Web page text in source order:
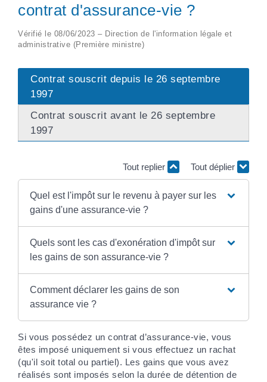
contrat d'assurance-vie ?
Vérifié le 08/06/2023 – Direction de l'information légale et
administrative (Première ministre)
Contrat souscrit depuis le 26 septembre
1997
Contrat souscrit avant le 26 septembre
1997
Tout replier Tout déplier
Quel est l'impôt sur le revenu à payer sur les
gains d'une assurance-vie ?
Quels sont les cas d'exonération d'impôt sur
les gains de son assurance-vie ?
Comment déclarer les gains de son
assurance vie ?
Si vous possédez un contrat d’assurance-vie, vous
êtes imposé uniquement si vous effectuez un rachat
(qu'il soit total ou partiel). Les gains que vous avez
réalisés sont imposés selon la durée de détention de